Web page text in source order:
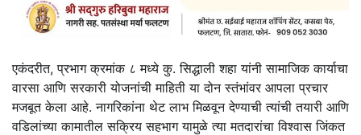
एकंदरीत, प्रभाग क्रमांक ८ मध्ये कु. सिद्धाली शहा यांनी सामाजिक कार्याचा
वारसा आणि सरकारी योजनांची माहिती या दोन स्तंभांवर आपला प्रचार
मजबूत केला आहे. नागरिकांना थेट लाभ मिळवून देण्याची त्यांची तयारी आणि
वडिलांच्या कामातील सक्रिय सहभाग यामुळे त्या मतदारांचा विश्वास जिंकत